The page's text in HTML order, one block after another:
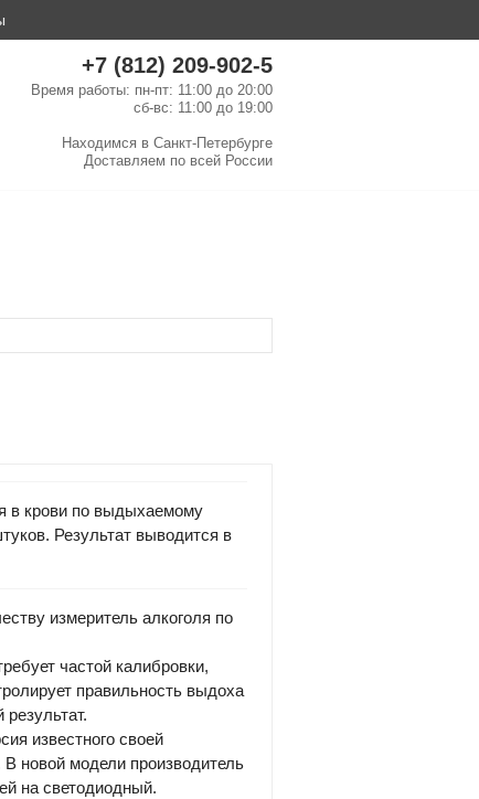
+7 (812) 209-902-5
Время работы: пн-пт: 11:00 до 20:00
сб-вс: 11:00 до 19:00
Находимся в Санкт-Петербурге
Доставляем по всей России
в крови по выдыхаемому
Результат выводится в
измеритель алкоголя по
частой калибровки,
правильность выдоха
известного своей
новой модели производитель
на светодиодный.